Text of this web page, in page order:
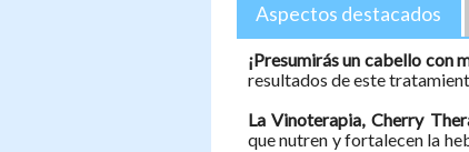
Aspectos destacados
¡Presumirás un cabello con
resultados de este
La Vinoterapia, Cherry
quenutren y fortalecen la